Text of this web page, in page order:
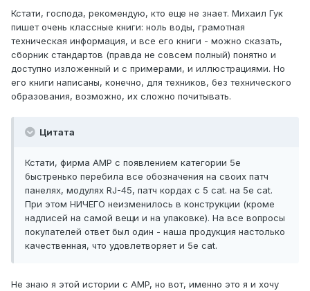
Кстати, господа, рекомендую, кто еще не знает. Михаил Гук
пишет очень классные книги: ноль воды, грамотная
техническая информация, и все его книги - можно сказать,
сборник стандартов (правда не совсем полный) понятно и
доступно изложенный и с примерами, и иллюстрациями. Но
его книги написаны, конечно, для техников, без технического
образования, возможно, их сложно почитывать.
Цитата
Кстати, фирма АМР с появлением категории 5е
быстренько перебила все обозначения на своих патч
панелях, модулях RJ-45, патч кордах с 5 cat. на 5е cat.
При этом НИЧЕГО неизменилось в конструкции (кроме
надписей на самой вещи и на упаковке). На все вопросы
покупателей ответ был один - наша продукция настолько
качественная, что удовлетворяет и 5е cat.
Не знаю я этой истории с AMP, но вот, именно это я и хочу